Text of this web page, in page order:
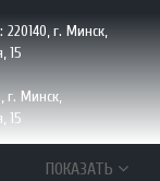
вода тетрапак 330 мл
5.23 руб.
г. Минск,
15
г. Минск,
15
270 870, г. Минск,
ПОКАЗАТЬ